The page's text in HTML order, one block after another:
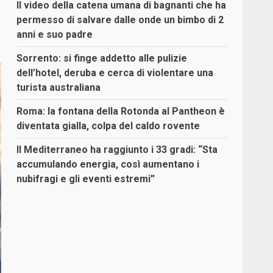
Il video della catena umana di bagnanti che ha
permesso di salvare dalle onde un bimbo di 2
anni e suo padre
Sorrento: si finge addetto alle pulizie
dell’hotel, deruba e cerca di violentare una
turista australiana
Roma: la fontana della Rotonda al Pantheon è
diventata gialla, colpa del caldo rovente
Il Mediterraneo ha raggiunto i 33 gradi: “Sta
accumulando energia, così aumentano i
nubifragi e gli eventi estremi”